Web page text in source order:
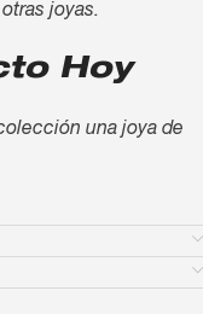
joyas.
Hoy
una joya de